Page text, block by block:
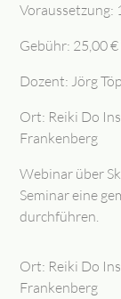
Voraussetzung:
Gebühr: 25,00
Dozent: Jörg
Ort: Reiki Do
Frankenberg
Webinar über
Seminar eine
durchführen.
Ort: Reiki Do
Frankenberg